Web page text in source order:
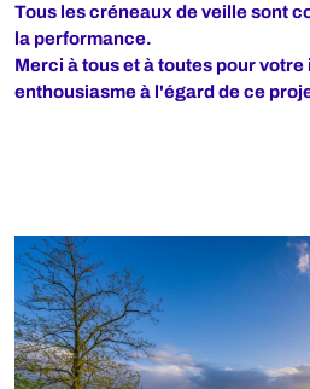
Tous les créneaux de veille sont
la performance.
Merci à tous et à toutes pour
enthousiasme à l'égard de ce